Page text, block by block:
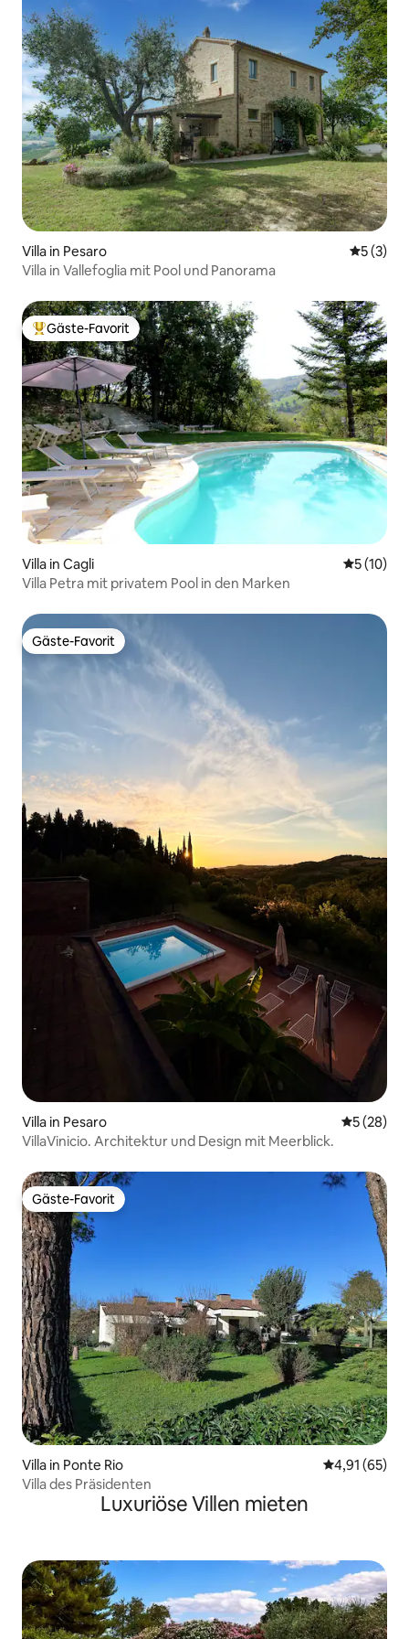
Villa in Pesaro
5 (3)
Villa in Vallefoglia mit Pool und Panorama
Beliebter Gäste-Favorit.
Gäste-Favorit
Villa in Cagli
5 (10)
Villa Petra mit privatem Pool in den Marken
Gäste-Favorit
Gäste-Favorit
Villa in Pesaro
5 (28)
VillaVinicio. Architektur und Design mit Meerblick.
Gäste-Favorit
Gäste-Favorit
Villa in Ponte Rio
4,91 (65)
Villa des Präsidenten
Luxuriöse Villen mieten